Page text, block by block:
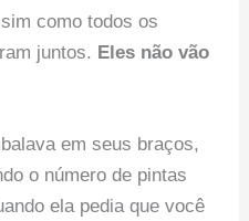
como todos os
juntos. Eles não vão
em seus braços,
o número de pintas
ela pedia que você